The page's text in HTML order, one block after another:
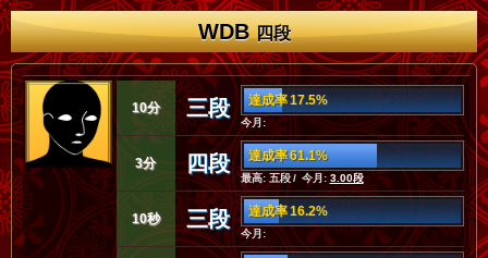
WDB四段
10分 三段 達成率 17.5%
今月:
3分 四段 達成率 61.1%
最高: 五段 / 今月:3.00段
10秒 三段 達成率 16.2%
今月: